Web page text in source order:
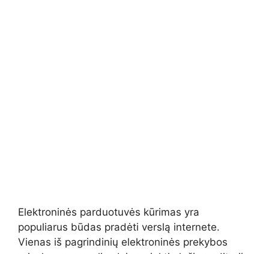
Elektroninės parduotuvės kūrimas yra
populiarus būdas pradėti verslą internete.
Vienas iš pagrindinių elektroninės prekybos